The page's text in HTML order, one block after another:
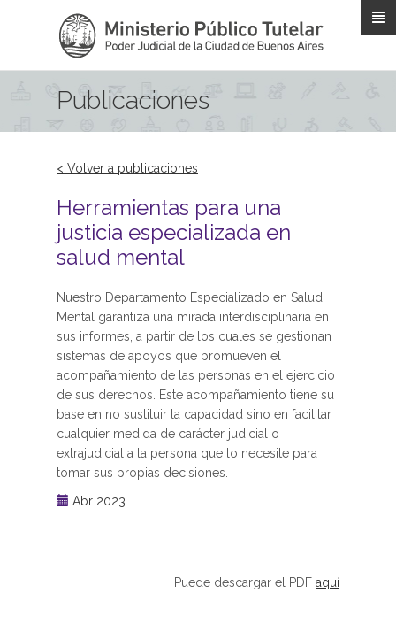
Publicaciones
< Volver a publicaciones
Herramientas para una
justicia especializada en
salud mental
Nuestro Departamento Especializado en Salud
Mental garantiza una mirada interdisciplinaria en
sus informes, a partir de los cuales se gestionan
sistemas de apoyos que promueven el
acompañamiento de las personas en el ejercicio
de sus derechos. Este acompañamiento tiene su
base en no sustituir la capacidad sino en facilitar
cualquier medida de carácter judicial o
extrajudicial a la persona que lo necesite para
tomar sus propias decisiones.
Abr 2023
Puede descargar el PDF aquí